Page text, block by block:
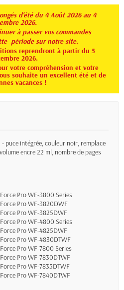
d'été du 4 Août 2026 au 4
2026.
à passer vos commandes
période sur notre site.
reprendront à partir du 5
2026.
votre compréhension et votre
souhaite un excellent été et de
vacances !
puce intégrée, couleur noir, remplace
encre 22 ml, nombre de pages
ProWF-3800 Series
Pro WF-3820DWF
Pro WF-3825DWF
Pro WF-4800 Series
Pro WF-4825DWF
Pro WF-4830DTWF
Pro WF-7800 Series
Pro WF-7830DTWF
Pro WF-7835DTWF
Pro WF-7840DTWF